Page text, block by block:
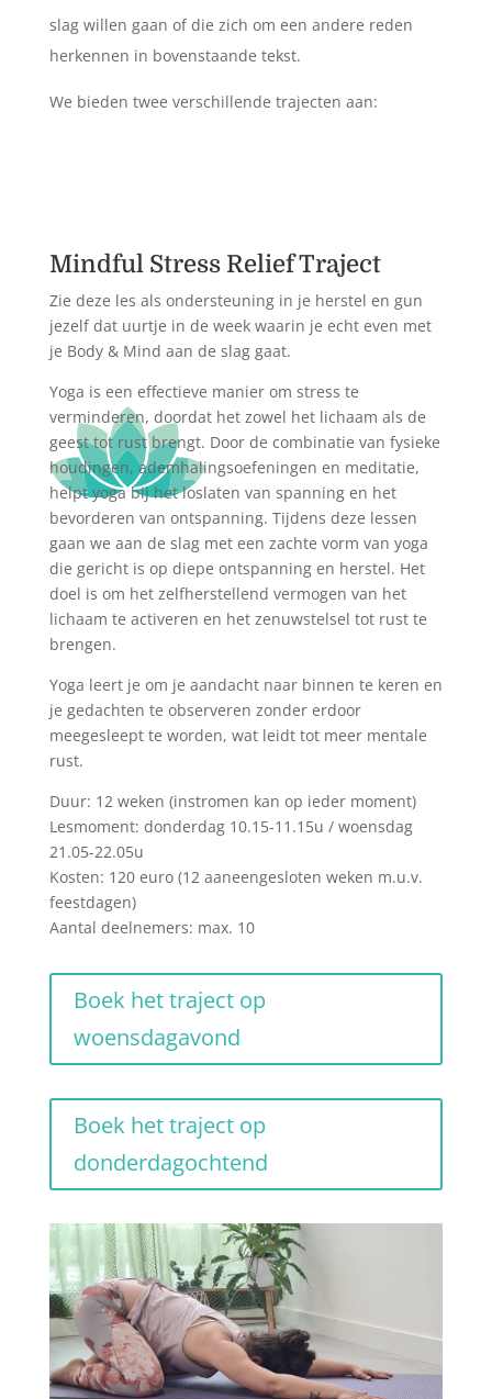
slag willen gaan of die zich om een andere reden
herkennen in bovenstaande tekst.
We bieden twee verschillende trajecten aan:
Mindful Stress Relief Traject
Zie deze les als ondersteuning in je herstel en gun
jezelf dat uurtje in de week waarin je echt even met
je Body & Mind aan de slag gaat.
Yoga is een effectieve manier om stress te
verminderen, doordat het zowel het lichaam als de
geest tot rust brengt. Door de combinatie van fysieke
houdingen, ademhalingsoefeningen en meditatie,
helpt yoga bij het loslaten van spanning en het
bevorderen van ontspanning. Tijdens deze lessen
gaan we aan de slag meteen zachte vorm van yoga
die gericht is op diepe ontspanning en herstel. Het
doel is om het zelfherstellend vermogen van het
lichaam te activeren en het zenuwstelsel tot rust te
brengen.
Yoga leert je om je aandacht naar binnen te keren en
je gedachten te observeren zonder erdoor
meegesleept te worden, wat leidt tot meer mentale
rust.
Duur: 12 weken (instromen kan op ieder moment)
Lesmoment: donderdag 10.15-11.15u / woensdag
21.05-22.05u
Kosten: 120 euro (12 aaneengesloten weken m.u.v.
feestdagen)
Aantal deelnemers: max. 10
Boek het traject op
woensdagavond
Boek het traject op
donderdagochtend